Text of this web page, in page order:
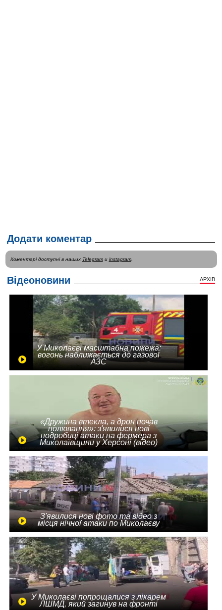
Додати коментар
Коментарі доступні в наших Telegramи instagram.
Відеоновини АРХІВ
У Миколаєві масштабна пожежа:
вогонь наближається до газової
АЗС
«Дружина втекла, а дрон почав
полювання»: з'явилися нові
подробиці атаки на фермера з
Миколаївщини у Херсоні (відео)
З'явилися нові фото та відео з
місця нічної атаки по Миколаєву
У Миколаєві попрощалися з лікарем
ЛШМД, який загинув на фронті